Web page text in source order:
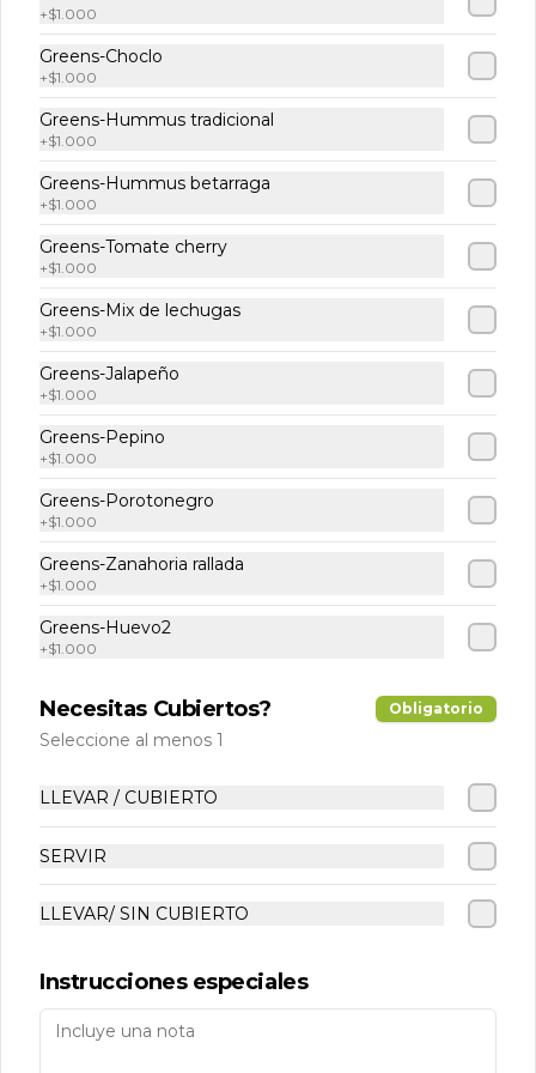
en un formato personal imperdible de
$2.490
Muffin de vainilla estilo americano con
chips arándanos
Conócenos
Términos y condiciones
Política de privacidad
Redes sociales
Mi cuenta
+$1.000
Greens-Choclo
+$1.000
Greens-Hummus tradicional
+$1.000
Greens-Hummus betarraga
+$1.000
Greens-Tomate cherry
+$1.000
Greens-Mix de lechugas
+$1.000
Greens-Jalapeño
+$1.000
Greens-Pepino
+$1.000
Greens-Porotonegro
+$1.000
Greens-Zanahoria rallada
+$1.000
Greens-Huevo2
+$1.000
Necesitas Cubiertos? Obligatorio
Seleccione al menos 1
LLEVAR / CUBIERTO
SERVIR
LLEVAR/ SIN CUBIERTO
Instrucciones especiales